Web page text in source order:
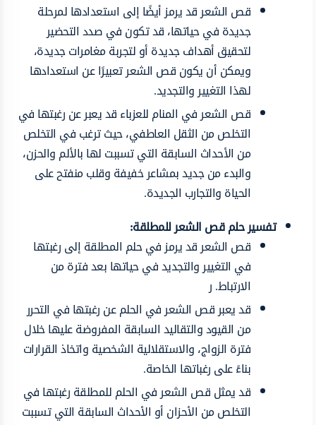
قص الشعر قد يرمز أيضًا إلى استعدادها لمرحلة
جديدة في حياتها، قد تكون في صدد التحضير
لتحقيق أهداف جديدة أو لتجربة مغامرات جديدة،
ويمكن أن يكون قص الشعر تعبيرًا عن استعدادها
لهذا التغيير والتجديد.
قص الشعر في المنام للعزباء قد يعبر عن رغبتها في
التخلص من الثقل العاطفي، حيث ترغب في التخلص
من الأحداث السابقة التي تسببت لها بالألم والحزن،
والبدء من جديد بمشاعر خفيفة وقلب منفتح على
الحياة والتجارب الجديدة.
تفسير حلم قص الشعر للمطلقة:
قص الشعر قد يرمز في حلم المطلقة إلى رغبتها
في التغيير والتجديد في حياتها بعد فترة من
الارتباط. ر
قد يعبر قص الشعر في الحلم عن رغبتها في التحرر
من القيود والتقاليد السابقة المفروضة عليها خلال
فترة الزواج، والاستقلالية الشخصية واتخاذ القرارات
بناءً على رغباتها الخاصة.
قد يمثل قص الشعر في الحلم للمطلقة رغبتها في
التخلص من الأحزان أو الأحداث السابقة التي تسببت